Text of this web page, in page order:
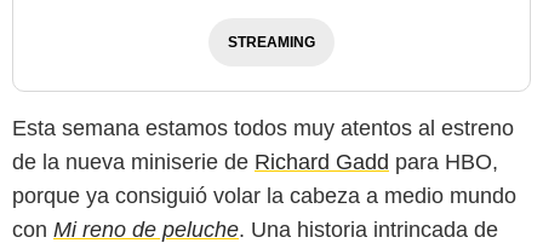
STREAMING
Esta semana estamos todos muy atentos al estreno
de la nueva miniserie de Richard Gadd para HBO,
porque ya consiguió volar la cabeza a medio mundo
con Mi reno de peluche. Una historia intrincada de